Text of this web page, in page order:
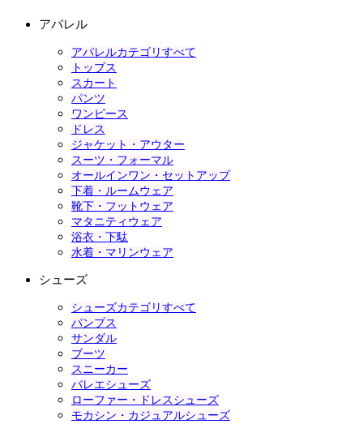
アパレル
アパレルカテゴリすべて
トップス
スカート
パンツ
ワンピース
ドレス
ジャケット・アウター
スーツ・フォーマル
オールインワン・セットアップ
下着・ルームウェア
靴下・フットウェア
マタニティウェア
浴衣・下駄
水着・マリンウェア
シューズ
シューズカテゴリすべて
パンプス
サンダル
ブーツ
スニーカー
バレエシューズ
ローファー・ドレスシューズ
モカシン・カジュアルシューズ